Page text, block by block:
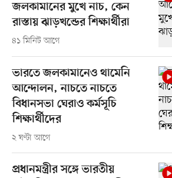
জলকামানের মুখে নাচ, কেন
রাস্তায় ঝাড়খন্ডের শিক্ষার্থীরা
৪১ মিনিট আগে
ভারতে জলকামানেও থামেনি
আন্দোলন, নাচতে নাচতে
বিধানসভা ঘেরাও কর্মসূচি
শিক্ষার্থীদের
২ ঘণ্টা আগে
প্রধানমন্ত্রীর সঙ্গে ভারতীয়